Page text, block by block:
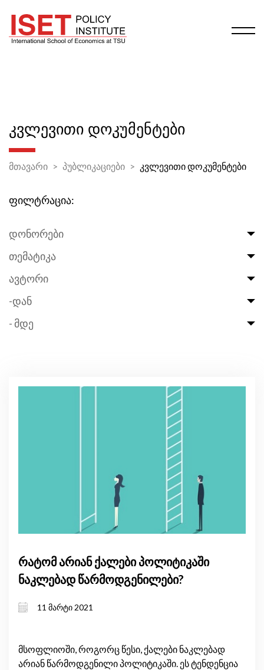
ᲙᲕᲚᲔᲕᲘᲗᲘ ᲓᲝᲙᲣᲛᲔᲜᲢᲔᲑᲘ
მთავარი პუბლიკაციები კვლევითი დოკუმენტები
ფილტრაცია:
დონორები
თემატიკა
ავტორი
-დან
- მდე
რატომ არიან ქალები პოლიტიკაში
ნაკლებად წარმოდგენილები?
11 მარტი 2021
მსოფლიოში, როგორც წესი, ქალები ნაკლებად
არიან წარმოდგენილი პოლიტიკაში. ეს ტენდენცია